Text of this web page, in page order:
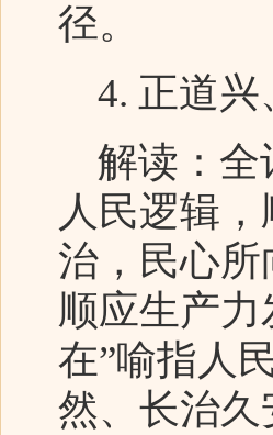
径。
4. 正道兴
解读：全
人民逻辑
治，民心
顺应生产
在”喻指人
然、长治